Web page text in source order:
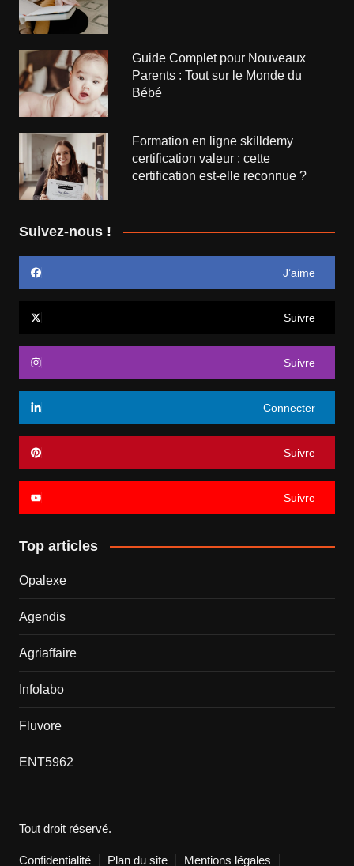
Guide Complet pour Nouveaux
Parents : Tout sur le Monde du
Bébé
Formation en ligne skilldemy
certification valeur : cette
certification est-elle reconnue ?
Suivez-nous !
J’aime
Suivre
Suivre
Connecter
Suivre
Suivre
Top articles
Opalexe
Agendis
Agriaffaire
Infolabo
Fluvore
ENT5962
Tout droit réservé.
Confidentialité Plan du site Mentions légales